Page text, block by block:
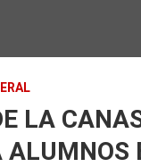
LA
ALUMNOS